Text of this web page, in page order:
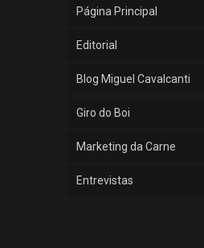
Página Principal
Editorial
Blog Miguel Cavalcanti
Giro do Boi
Marketing da Carne
Entrevistas